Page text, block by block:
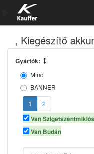
Szerszámkatalógus
Kosár
Alkatrészek
, Kiegészítő
Gyártók:
Mind
BANNER
CSB
EXIDE
GLOBE
KRAFTON
LEAFTRON
1
2
Van
Van Budán